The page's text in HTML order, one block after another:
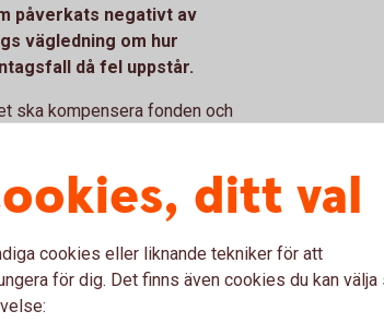
påverkats negativt av
vägledning om hur
då fel uppstår.
ska kompensera fonden och
aldrig hade inträffat.
förutsatt att
av fondbolaget om
andelsägarna alltid
som inträffat på grund
avgiftsberäkning eller
ditt val
cookies eller liknande tekniker för att
för dig. Det finns även cookies du kan välja